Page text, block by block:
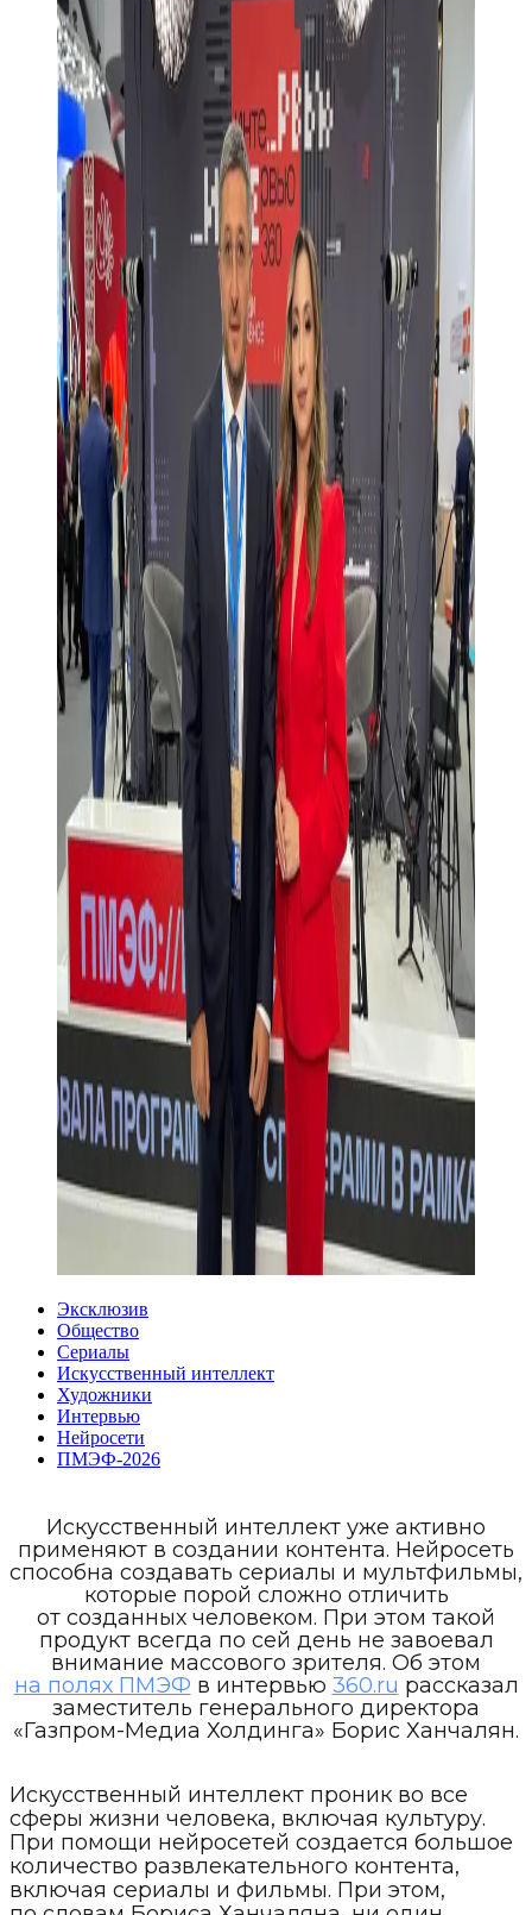
Эксклюзив
Общество
Сериалы
Искусственный интеллект
Художники
Интервью
Нейросети
ПМЭФ-2026
Искусственный интеллект уже активно
применяют в создании контента. Нейросеть
способна создавать сериалы и мультфильмы,
которые порой сложно отличить
от созданных человеком. При этом такой
продукт всегда по сей день не завоевал
внимание массового зрителя. Об этом
на полях ПМЭФ в интервью 360.ru рассказал
заместитель генерального директора
«Газпром-Медиа Холдинга» Борис Ханчалян.
Искусственный интеллект проник во все
сферы жизни человека, включая культуру.
При помощи нейросетей создается большое
количество развлекательного контента,
включая сериалы и фильмы. При этом,